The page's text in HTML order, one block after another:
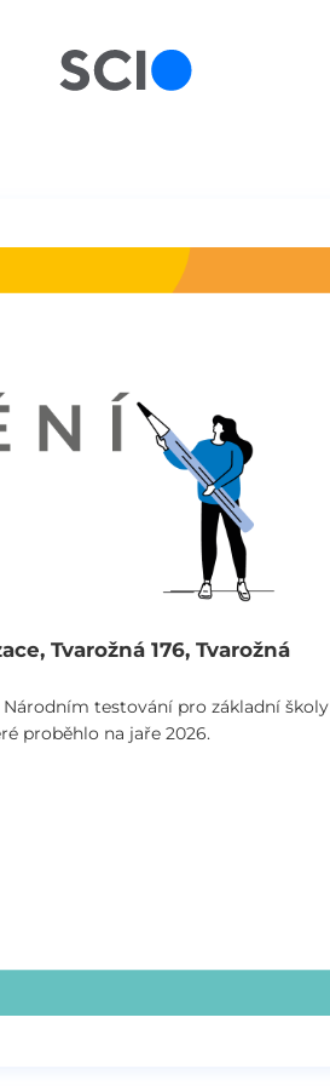
Tvarožná 176, Tvarožná
testování pro základní školy
proběhlo na jaře 2026.